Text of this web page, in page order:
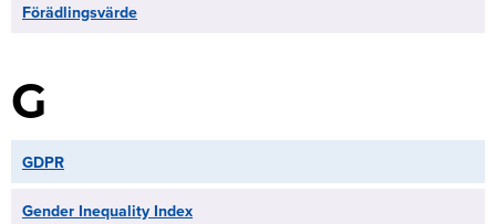
Förädlingsvärde
G
GDPR
Gender Inequality Index